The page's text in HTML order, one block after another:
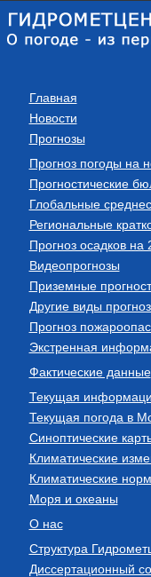
Главная
Новости
Прогнозы
Прогноз погоды на
Прогностические
Глобальные
Региональные
Прогноз осадков на
Видеопрогнозы
Приземные
Другие виды
Прогноз
Экстренная
Фактические данные
Текущая
Текущая погода в
Синоптические
Климатические
Климатические
Моря и океаны
О нас
Структура
Диссертационный